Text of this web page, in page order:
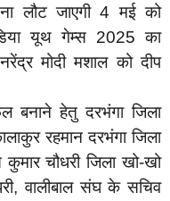
लौट जाएगी 4 मई को
यूथ गेम्स 2025 का
मोदी मशाल को दीप
बनाने हेतु दरभंगा जिला
रहमान दरभंगा जिला
चौधरी जिला खो-खो
वालीबाल संघ के सचिव